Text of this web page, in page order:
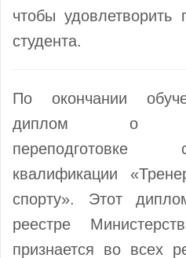
чтобы удовлетворить
студента.
По окончании
диплом о
квалификации
спорту». Этот
реестре
признается во всех